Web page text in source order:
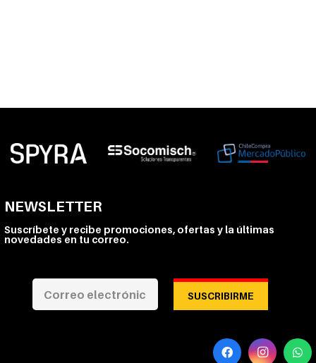
NEWSLETTER
Suscríbete y recibe promociones, ofertas y la últimas
novedades en tu correo.
SUSCRIBIRME